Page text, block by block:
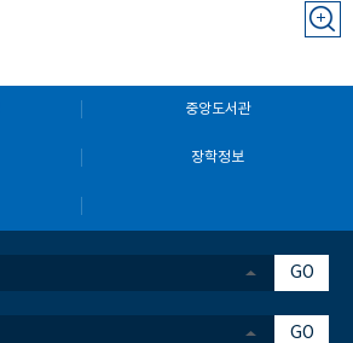
중앙도서관
장학정보
GO
GO